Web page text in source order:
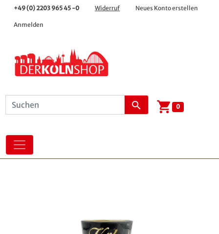
+49 (0) 2203 965 45 -0 Widerruf Neues Konto erstellen
Anmelden
search shopping_cart 0